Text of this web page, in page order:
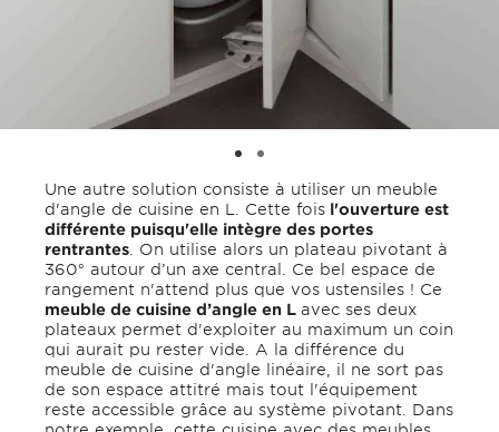
Une autre solution consiste à utiliser un meuble
d'angle de cuisine en L. Cette fois l'ouverture est
différente puisqu'elle intègre des portes
rentrantes . On utilise alors un plateau pivotant à
360° autour d’un axe central. Ce bel espace de
rangement n'attend plus que vos ustensiles ! Ce
meuble de cuisine d’angle en L avec ses deux
plateaux permet d'exploiter au maximum un coin
qui aurait pu rester vide. A la différence du
meuble de cuisine d'angle linéaire, il ne sort pas
de son espace attitré mais tout l'équipement
reste accessible grâce au système pivotant. Dans